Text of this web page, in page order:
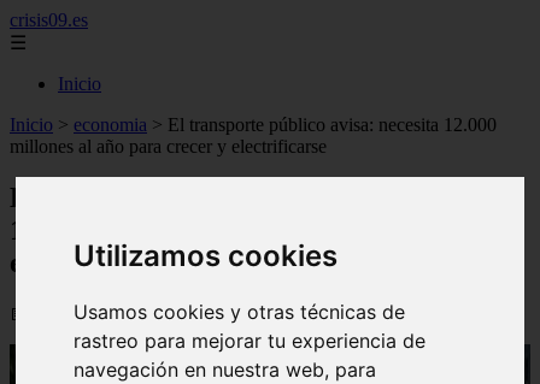
Utilizamos cookies
Usamos cookies y otras técnicas de
rastreo para mejorar tu experiencia de
navegación en nuestra web, para
crisis09.es
☰
Inicio
Inicio > economia > El transporte público avisa: necesita 12.000
millones al año para crecer y electrificarse
El transporte público avisa: necesita
12.000 millones al año para crecer y
electrificarse
📅 02/06/2026